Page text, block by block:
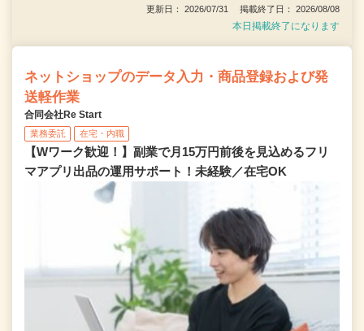
更新日： 2026/07/31 掲載終了日： 2026/08/08
本日掲載終了になります
ネットショップのデータ入力・商品登録および発
送軽作業
合同会社Re Start
業務委託 在宅・内職
【Wワーク歓迎！】副業で月15万円前後を見込めるフリ
マアプリ出品の運用サポート！未経験／在宅OK